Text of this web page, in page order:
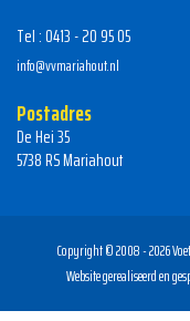
Tel : 0413 - 20 95 05
info@vvmariahout.nl
Postadres
De Hei 35
5738 RS Mariahout
Copyright © 2008 - 2026
Website gerealiseerd en